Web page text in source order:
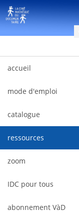
Saut au contenu
accueil
mode d'emploi
catalogue
ressources
zoom
IDC pour tous
abonnement VàD